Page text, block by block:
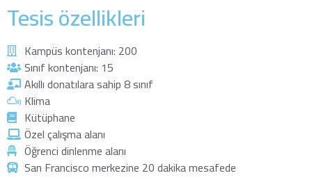
Tesis özellikleri
Kampüs kontenjanı: 200
Sınıf kontenjanı: 15
Akıllı donatılara sahip 8 sınıf
Klima
Kütüphane
Özel çalışma alanı
Öğrenci dinlenme alanı
San Francisco merkezine 20 dakika mesafede